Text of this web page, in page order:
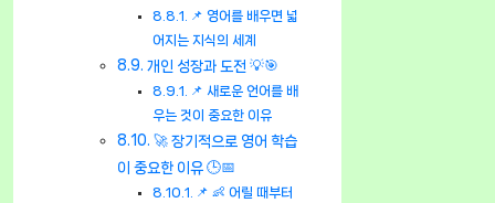
📌 영어를 배우면 넓
어지는 지식의 세계
개인 성장과 도전 💡🎯
📌 새로운 언어를 배
우는 것이 중요한 이유
🚀 장기적으로 영어 학습
이 중요한 이유 🕒📅
📌 👶 어릴 때부터